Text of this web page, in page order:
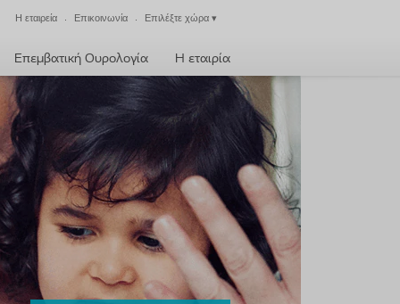
Έξοδος
Η εταιρεία Επικοινωνία Επιλέξτε χώρα ▾
Επεμβατική Ουρολογία Η εταιρία